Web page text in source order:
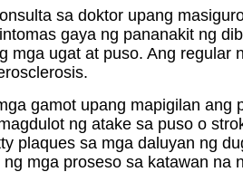
sa doktor upang
gaya ng pananakit ng
mga ugat at puso. Ang
gamot upang mapigilan
ng atake sa puso o
plaques sa mga daluyan ng
mga proseso sa katawan na